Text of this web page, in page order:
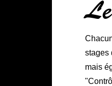
stages
mais